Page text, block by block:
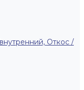
Откос /